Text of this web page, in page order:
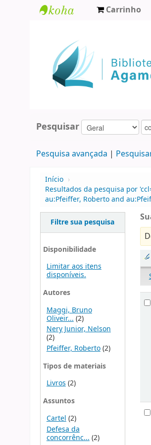
Agamenon
Magalhães
Carrinho
Pesquisar
Pesquisa avançada
Início ›
Resultados da pesquisa por
au:Pfeiffer, Roberto and
Filtre sua pesquisa
Disponibilidade
Limitar aos itens
disponíveis.
Autores
Maggi, Bruno
Oliveir... (2)
Nery Junior, Nelson
(2)
Pfeiffer, Roberto(2)
Tipos de materiais
Livros(2)
Assuntos
Cartel (2)
Defesa da
concorrênc... (2)